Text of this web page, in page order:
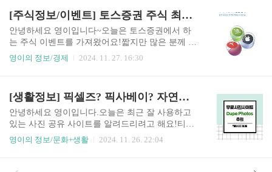
고 혜택 함께 이용 가능*단, 디지털콘텐츠는 멤버
십 이..
하여 144괘를 현대적 의미로 재해석. 인생의 길흉
지사를 144괘로 분석하여 이를 재해석한 현대역학
의 새로운 비결. 천년비서가 과거의 역학이었shinha
nlife.sinbiun.com 2. 농협은행 :: 농협은행 ::본 운세
컨텐츠는 농협과 (주)고든 제휴를 통해서 제공해
수 있습니다. 연락처 : 070..
[주식정보/이벤트] 토스증권 주식 최대 100만 원 증정 이벤트
안녕하세요 영이입니다~오늘은 토스증권에서 하
는 주식 이벤트를 가져왔어요!짧지만 많은 분께 소
개하고 싶어서 올려봅니다:) 토스증권 PC 버전 출
법토스증권 PC를 통해 이벤트 기간 내 처음으로 로
그인할 경우, 랜덤 주식을 받을 수 있습니다.※ 노
트북이나, 데스크톱으로 토스 홈페이지 들어가 로
그인하면 됩니다. (모바일 접속 X)주식 지급일체결
되는 날을 포함하지 않은 영업일 7일 이내 ▼ 토스
세하게 거래해요.tossinvest.com 이벤트 방법은 정
영이의 정보/경제 2024. 11. 27. 16:30
[생활정보] 픽셀즈? 픽사베이? 자연스러운 사진을 원한다면? <Dupe Photos 추천>
안녕하세요 영이입니다.오늘은 최근 잘 사용하고
있는 사진 공유 사이트를 알려드리려고 해요!티스
토리를 하는 분이라면 익숙할 픽셀즈와 픽사베이
니다.핀터레스트 같은 경우는 불펌한 사진이 다수
영이의 정보/문화+생활 2024. 11. 26. 22:04